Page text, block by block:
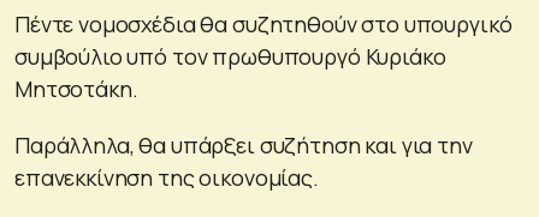
Πέντε νομοσχέδια θα συζητηθούν στο υπουργικό
συμβούλιο υπό τον πρωθυπουργό Κυριάκο
Μητσοτάκη.
Παράλληλα, θα υπάρξει συζήτηση και για την
επανεκκίνηση της οικονομίας.